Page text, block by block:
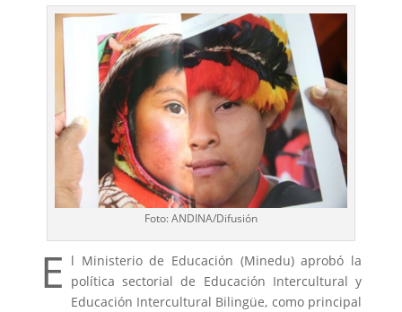
Foto: ANDINA/Difusión
E l Ministerio de Educación (Minedu) aprobó la
política sectorial de Educación Intercultural y
Educación Intercultural Bilingüe, como principal